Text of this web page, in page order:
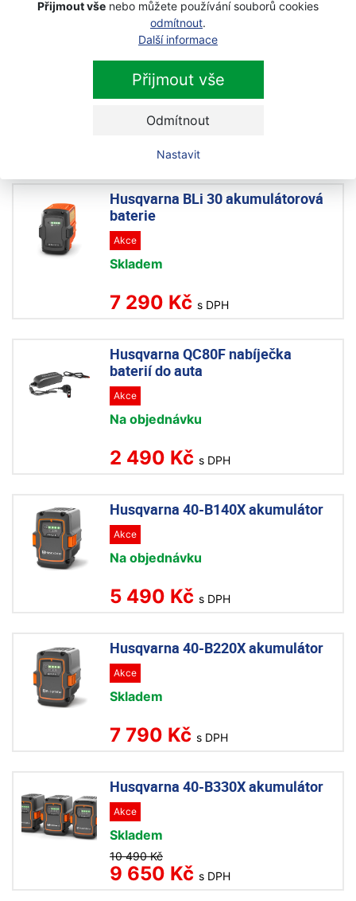
Přijmout vše nebo můžete používání souborů cookies
odmítnout.
Další informace
Přijmout vše
Odmítnout
Nastavit
4 490 Kč s DPH
Husqvarna 40-C750X nabíječka
Akce
5 490 Kč s DPH
Husqvarna BLi 30 akumulátorová
baterie
Akce
Skladem
7 290 Kč s DPH
Husqvarna QC80F nabíječka
baterií do auta
Akce
Na objednávku
2 490 Kč s DPH
Husqvarna 40-B140X akumulátor
Akce
Na objednávku
5 490 Kč s DPH
Husqvarna 40-B220X akumulátor
Akce
Skladem
7 790 Kč s DPH
Husqvarna 40-B330X akumulátor
Akce
Skladem
10 490 Kč
9 650 Kč s DPH